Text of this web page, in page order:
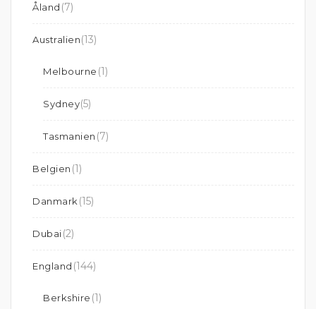
Åland (7)
Australien(13)
Melbourne (1)
Sydney(5)
Tasmanien (7)
Belgien (1)
Danmark (15)
Dubai(2)
England (144)
Berkshire (1)